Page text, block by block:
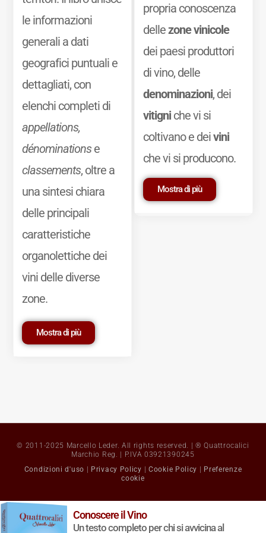
le informazioni
generali a dati
geografici puntuali e
dettagliati, con
elenchi completi di
appellations,
dénominationse
classements, oltre a
una sintesi chiara
delle principali
caratteristiche
organolettiche dei
vini delle diverse
zone.
Mostra di più
propria conoscenza
dellezone vinicole
dei paesi produttori
di vino, delle
denominazioni, dei
vitigniche vi si
coltivano e deivini
che vi si producono.
Mostra di più
© 2011-2025 Marcello Leder. All rights reserved. | ® Quattrocalici
Marchio Reg. | P.IVA 03921390245
Condizioni d'uso
Privacy Policy Cookie Policy
Preferenze
cookie
Conoscere il Vino
Un testo completo per chi si avvicina al